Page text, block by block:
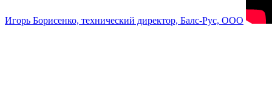
Игорь Борисенко, технический директор, Балс-Рус, ООО